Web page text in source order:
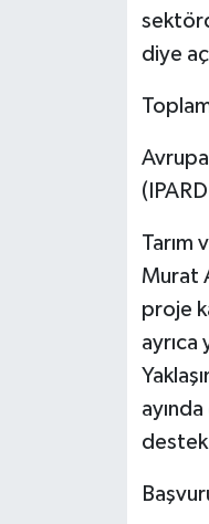
diye
Avrupa
Tarım
Murat
proje
ayrıca